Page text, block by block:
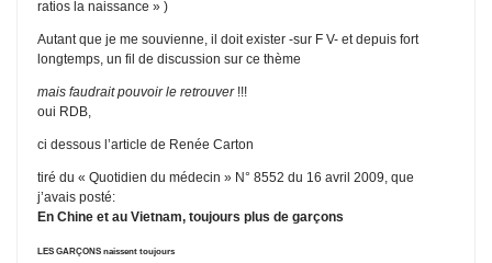
ratios la naissance » )
Autant que je me souvienne, il doit exister -sur F V- et depuis fort
longtemps, un fil de discussion sur ce thème
mais faudrait pouvoir le retrouver !!!
oui RDB,
ci dessous l’article de Renée Carton
tiré du « Quotidien du médecin » N° 8552 du 16 avril 2009, que
j’avais posté:
En Chine et au Vietnam, toujours plus de garçons
LES GARÇONS naissent toujours